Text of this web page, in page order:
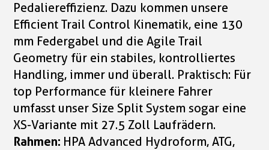
Pedaliereffizienz. Dazu kommen unsere
Efficient Trail Control Kinematik, eine 130
mm Federgabel und die Agile Trail
Geometry für ein stabiles, kontrolliertes
Handling, immer und überall. Praktisch: Für
top Performance für kleinere Fahrer
umfasst unser Size Split System sogar eine
XS-Variante mit 27.5 Zoll Laufrädern.
Rahmen: HPA Advanced Hydroform, ATG,